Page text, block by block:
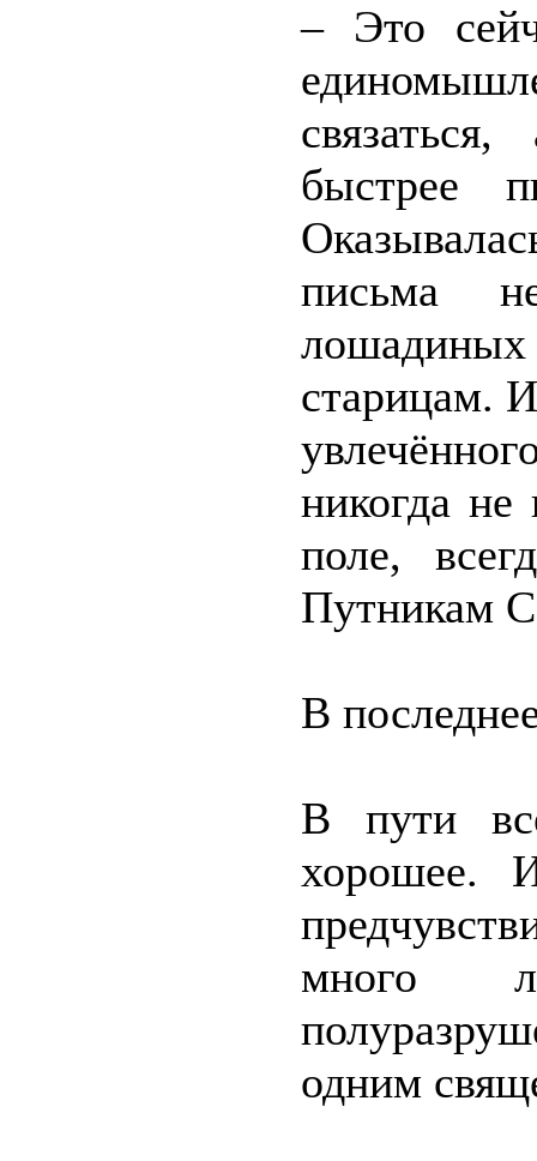
– Это
быстрее
письма
старицам.
никогда не
поле,
Путникам
В
В пути
хорошее.
много
одним